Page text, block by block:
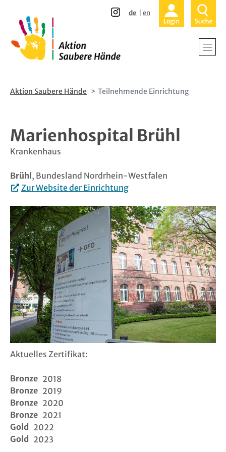
zum
Inhalt
zur
Hauptnavigation
de en
Aktion Saubere Hände Teilnehmende Einrichtung
Marienhospital Brühl
Krankenhaus
Brühl , Bundesland Nordrhein-Westfalen
Zur Website der Einrichtung
Aktuelles Zertifikat:
Bronze 2018
Bronze 2019
Bronze 2020
Bronze 2021
Gold
2022
Gold
2023
Home
Alten- und
Aktuelles
Links
FAQ
Suche
Login